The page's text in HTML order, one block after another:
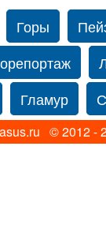
Горы
Гламур
фото
© 2012 -